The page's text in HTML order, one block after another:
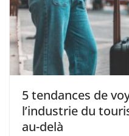
5 tendances de
l’industrie du
au-delà